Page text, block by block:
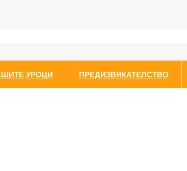
УРОЦИ ПРЕДИЗВИКАТЕЛСТВО